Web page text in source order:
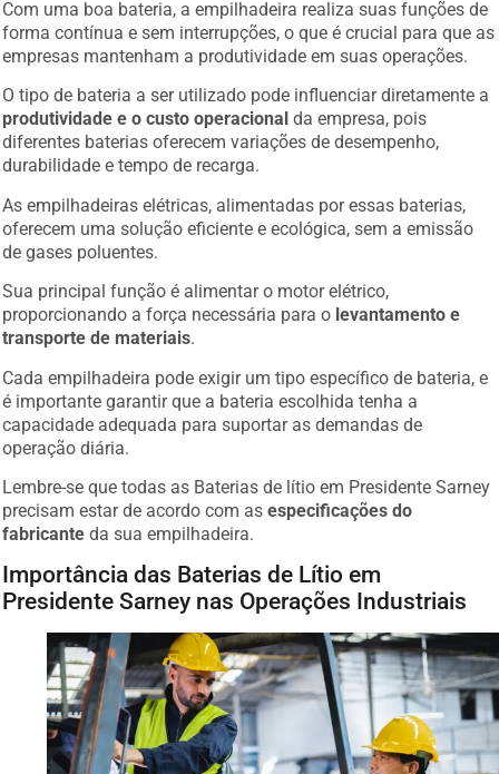
Com uma boa bateria, a empilhadeira realiza suas funções de
forma contínua e sem interrupções, o que é crucial para que as
empresas mantenham a produtividade em suas operações.
O tipo de bateria a ser utilizado pode influenciar diretamente a
produtividade e o custo operacional da empresa, pois
diferentes baterias oferecem variações de desempenho,
durabilidade e tempo de recarga.
As empilhadeiras elétricas, alimentadas por essas baterias,
oferecem uma solução eficiente e ecológica, sem a emissão
de gases poluentes.
Sua principal função é alimentar o motor elétrico,
proporcionando a força necessária para o levantamento e
transporte de materiais.
Cada empilhadeira pode exigir um tipo específico de bateria, e
é importante garantir que a bateria escolhida tenha a
capacidade adequada para suportar as demandas de
operação diária.
Lembre-se que todas as Baterias de lítio em Presidente Sarney
precisam estar de acordo com as especificações do
fabricante da sua empilhadeira.
Importância das Baterias de Lítio em
Presidente Sarney nas Operações Industriais